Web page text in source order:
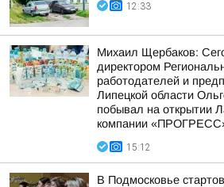
12:33
Михаил Щербаков:
директором
работодателей и
Липецкой области
побывал на открытии
компании
15:12
В Подмосковье